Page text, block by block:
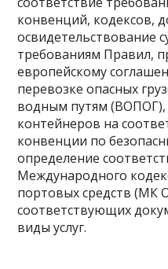
конвенций, кодексов,
освидетельствование
требованиям Правил,
европейскому
перевозке опасных
водным путям (ВОПОГ),
контейнеров на
конвенции по
определение
Международного
портовых средств (МК
соответствующих
виды услуг.